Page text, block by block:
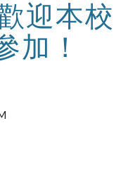
迎本校
加！